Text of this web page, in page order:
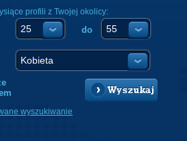
profili z Twojej okolicy:
do
Wyszukaj
wyszukiwanie